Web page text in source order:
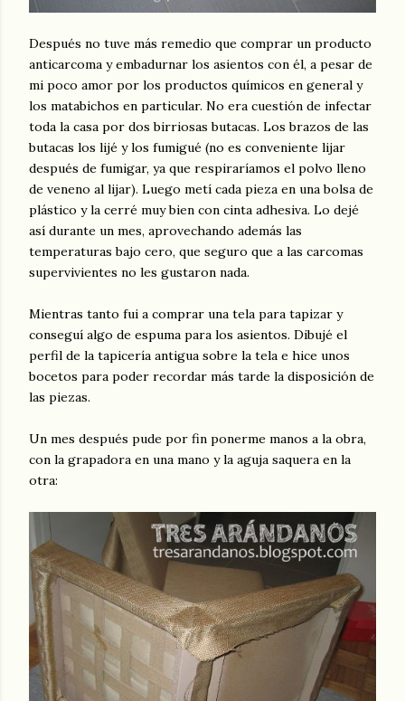
Después no tuve más remedio que comprar un producto
anticarcoma y embadurnar los asientos con él, a pesar de
mi poco amor por los productos químicos en general y
los matabichos en particular. No era cuestión de infectar
toda la casa por dos birriosas butacas. Los brazos de las
butacas los lijé y los fumigué (no es conveniente lijar
después de fumigar, ya que respiraríamos el polvo lleno
de veneno al lijar). Luego metí cada pieza en una bolsa de
plástico y la cerré muy bien con cinta adhesiva. Lo dejé
así durante un mes, aprovechando además las
temperaturas bajo cero, que seguro que a las carcomas
supervivientes no les gustaron nada.
Mientras tanto fui a comprar una tela para tapizar y
conseguí algo de espuma para los asientos. Dibujé el
perfil de la tapicería antigua sobre la tela e hice unos
bocetos para poder recordar más tarde la disposición de
las piezas.
Un mes después pude por fin ponerme manos a la obra,
con la grapadora en una mano y la aguja saquera en la
otra: